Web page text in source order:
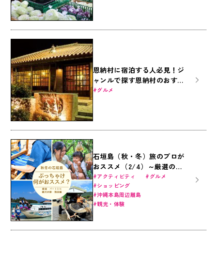
恩納村に宿泊する人必見！ジ
ャンルで探す恩納村のおすす
め居酒屋11選
グルメ
石垣島（秋・冬）旅のプロが
おススメ（2/4）～厳選の観
光体験・施設編～
アクティビティ
グルメ
ショッピング
沖縄本島周辺離島
観光・体験